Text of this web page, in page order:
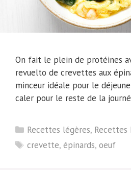
On fait le plein de protéines
revuelto de crevettes aux
minceur idéale pour le
caler pour le reste de la
Catégories
Recettes légères, Recettes
Étiquettes
crevette,épinards,oeuf